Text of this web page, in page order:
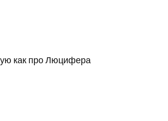
как про Люцифера